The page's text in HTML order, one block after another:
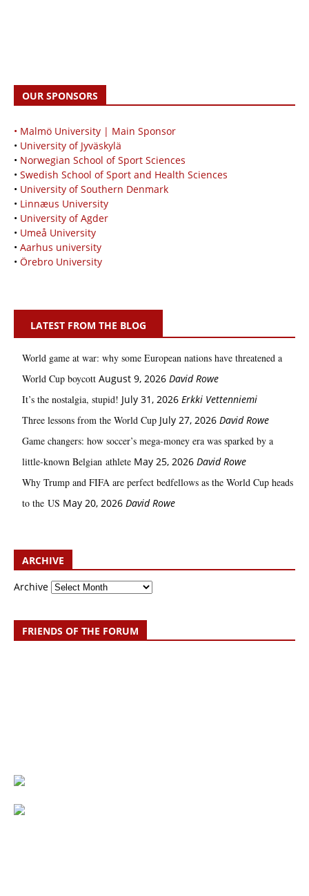
OUR SPONSORS
• Malmö University | Main Sponsor
• University of Jyväskylä
• Norwegian School of Sport Sciences
• Swedish School of Sport and Health Sciences
• University of Southern Denmark
• Linnæus University
• University of Agder
• Umeå University
• Aarhus university
• Örebro University
LATEST FROM THE BLOG
World game at war: why some European nations have threatened a
World Cup boycott August 9, 2026 David Rowe
It’s the nostalgia, stupid! July 31, 2026 Erkki Vetten­­niemi
Three lessons from the World Cup July 27, 2026 David Rowe
Game changers: how soccer’s mega‑money era was sparked by a
little‑known Belgian athlete May 25, 2026 David Rowe
Why Trump and FIFA are perfect bedfellows as the World Cup heads
to the US May 20, 2026 David Rowe
ARCHIVE
Archive
FRIENDS OF THE FORUM